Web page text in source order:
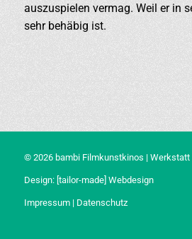
auszuspielen vermag. Weil er in
sehr behäbig ist.
© 2026 bambi Filmkunstkinos | Werkstatt
Design: [tailor-made] Webdesign
Impressum| Datenschutz